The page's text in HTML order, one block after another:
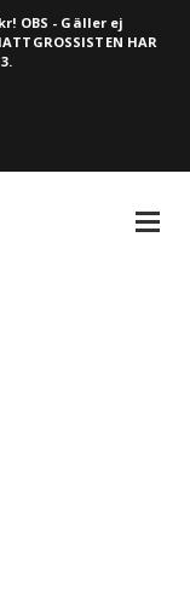
OBS - Gäller ej
HAR